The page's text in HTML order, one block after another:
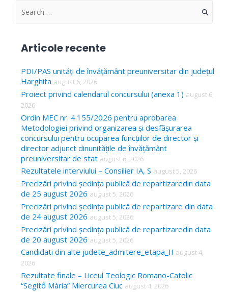
S
c
h
f
o
r
Articole recente
PDI/PAS unități de învățământ preuniversitar din județul
Harghita august 6, 2026
Proiect privind calendarul concursului (anexa 1) august 6,
2026
Ordin MEC nr. 4.155/2026 pentru aprobarea
Metodologiei privind organizarea și desfășurarea
concursului pentru ocuparea funcțiilor de director și
director adjunct dinunitățile de învățământ
preuniversitar de stat august 6, 2026
Rezultatele interviului – Consilier IA, S august 5, 2026
Precizări privind ședința publică de repartizaredin data
de 25 august 2026 august 5, 2026
Precizări privind ședința publică de repartizare din data
de 24 august 2026 august 5, 2026
Precizări privind ședința publică de repartizaredin data
de 20 august 2026 august 5, 2026
Candidati din alte judete_admitere_etapa_II august 4,
2026
Rezultate finale – Liceul Teologic Romano-Catolic
“Segítő Mária” Miercurea Ciuc august 4, 2026